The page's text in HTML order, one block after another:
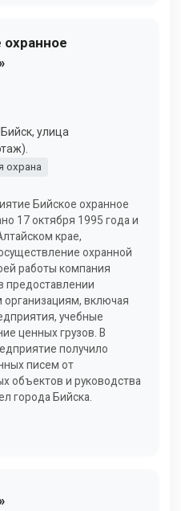
улица
охрана
Бийское охранное
17 октября 1995 года и
крае,
охранной
работы компания
предоставлении
организациям, включая
учебные
ценных грузов. В
получило
писем от
объектов и руководства
города Бийска.